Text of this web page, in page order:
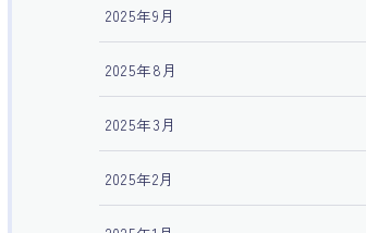
2025年9月
2025年8月
2025年3月
2025年2月